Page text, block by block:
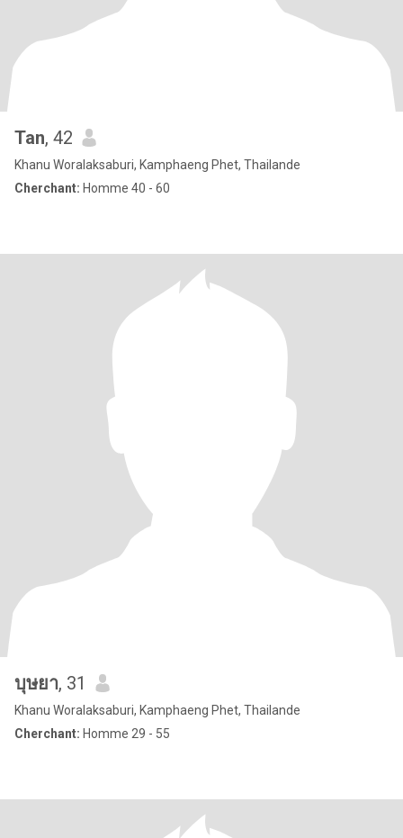
Tan, 42
Khanu Woralaksaburi, Kamphaeng Phet, Thailande
Cherchant: Homme 40 - 60
บุษยา, 31
Khanu Woralaksaburi, Kamphaeng Phet, Thailande
Cherchant: Homme 29 - 55